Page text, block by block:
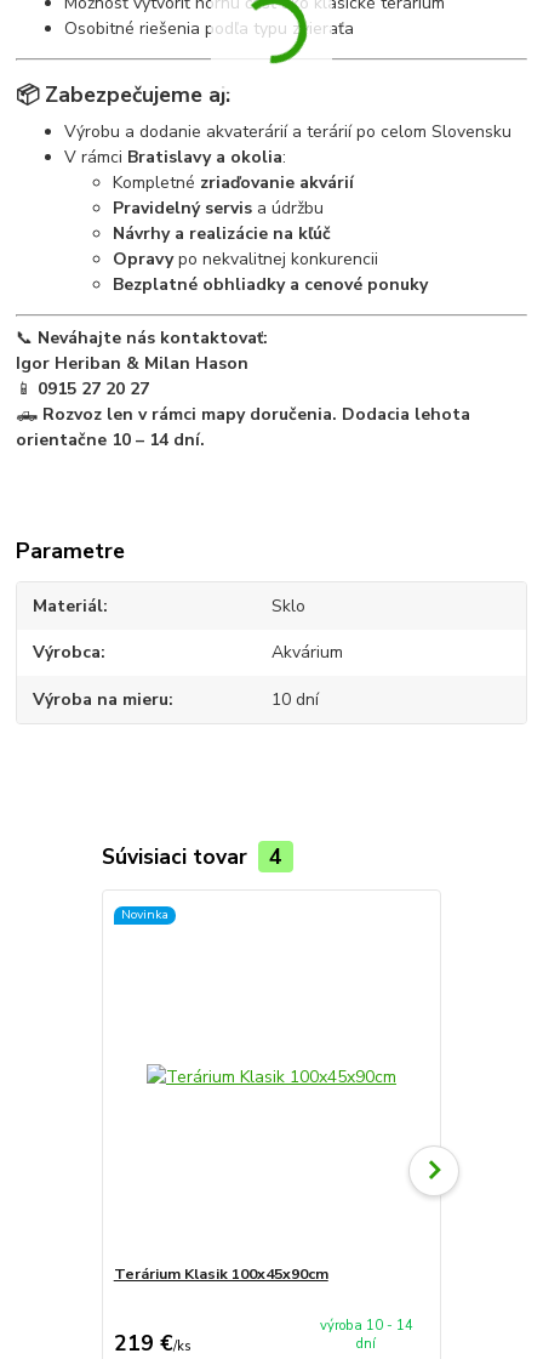
Osobitné riešenia podľa typu zvieraťa
📦 Zabezpečujeme aj:
Výrobu a dodanie akvaterárií a terárií po celom Slovensku
V rámci Bratislavy a okolia:
Kompletné zriaďovanie akvárií
Pravidelný servis a údržbu
Návrhy a realizácie na kľúč
Opravypo nekvalitnej konkurencii
Bezplatné obhliadky a cenové ponuky
📞 Neváhajte nás kontaktovať:
Igor Heriban & Milan Hason
📱 0915 27 20 27
🛻 Rozvoz len v rámci mapy doručenia. Dodacia lehota
orientačne 10 – 14 dní.
Parametre
Materiál Sklo
Výrobca Akvárium
Výroba na mieru 10 dní
Súvisiaci tovar 4
Novinka
Terárium Klasik 100x45x90cm
219 €/ks
výroba 10 - 14
dní